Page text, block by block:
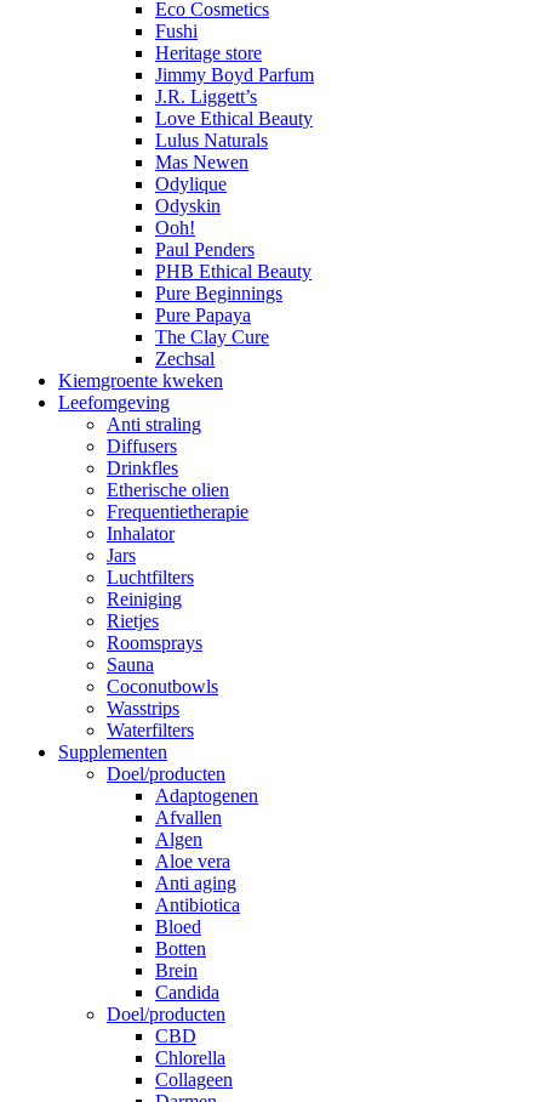
Eco Cosmetics
Fushi
Heritage store
Jimmy Boyd Parfum
J.R. Liggett’s
Love Ethical Beauty
Lulus Naturals
Mas Newen
Odylique
Odyskin
Ooh!
Paul Penders
PHB Ethical Beauty
Pure Beginnings
Pure Papaya
The Clay Cure
Zechsal
Kiemgroente kweken
Leefomgeving
Anti straling
Diffusers
Drinkfles
Etherische olien
Frequentietherapie
Inhalator
Jars
Luchtfilters
Reiniging
Rietjes
Roomsprays
Sauna
Coconutbowls
Wasstrips
Waterfilters
Supplementen
Doel/producten
Adaptogenen
Afvallen
Algen
Aloe vera
Anti aging
Antibiotica
Bloed
Botten
Brein
Candida
Doel/producten
CBD
Chlorella
Collageen